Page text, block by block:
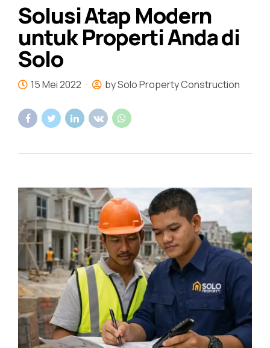
Solusi Atap Modern
untuk Properti Anda di
Solo
15 Mei 2022 by Solo Property Construction